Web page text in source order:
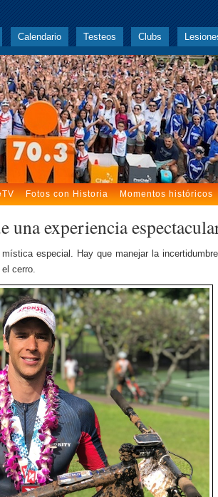
Calendario Testeos Clubs
Fotos con Historia Momentos históricos
una experiencia
especial. Hay que manejar la
cerro.